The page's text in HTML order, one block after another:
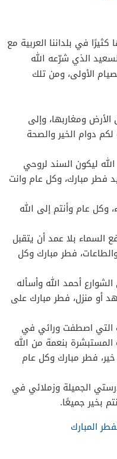
في بلداننا العربية مع
الذي شرّعه الله
الأولى، ومن تلك
ومغاربها، وإلى
لكم دوام الخير والصحة
ليكون السند لروحي
فطر مبارك، وكل عام وانت
وكل عام وأنتم إلى الله
السماء بلا عمد أن يتقبل
فطر مبارك وكل
أحمد الله وأسأله
أو منزل، فطر مبارك على
اصطفت ورائي في
بنعمة من الله
فطر مبارك وكل عام
الجميلة وزملائي في
بخير جميعًا.
المبارك